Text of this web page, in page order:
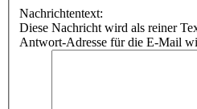
Nachrichtentext:
Diese Nachricht wird als reiner
Antwort-Adresse für die E-Mail